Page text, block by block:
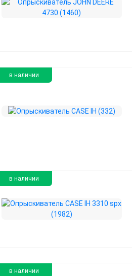
в наличии
в наличии
в наличии